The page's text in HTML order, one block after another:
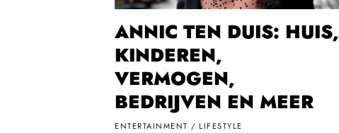
ANNIC TEN DUIS: HUIS,
KINDEREN,
VERMOGEN,
BEDRIJVEN EN MEER
ENTERTAINMENT / LIFESTYLE